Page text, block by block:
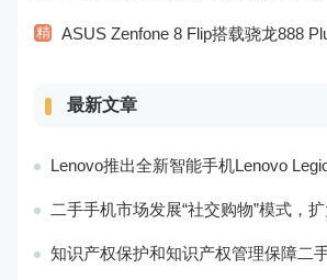
精 ASUS Zenfone 8 Flip搭载骁龙888 Plus处
最新文章
Lenovo推出全新智能手机Lenovo Legion
二手手机市场发展“社交购物”模式，扩大市场的社会影响
知识产权保护和知识产权管理保障二手手机市场的知识产权安全